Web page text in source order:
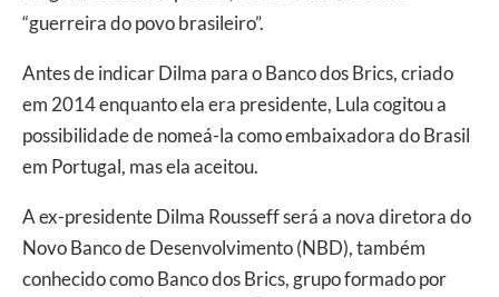
“guerreira do povo brasileiro”.
Antes de indicar Dilma para o Banco dos Brics, criado
em 2014 enquanto ela era presidente, Lula cogitou a
possibilidade de nomeá-la como embaixadora do Brasil
em Portugal, mas ela aceitou.
A ex-presidente Dilma Rousseff será a nova diretora do
Novo Banco de Desenvolvimento (NBD), também
conhecido como Banco dos Brics, grupo formado por